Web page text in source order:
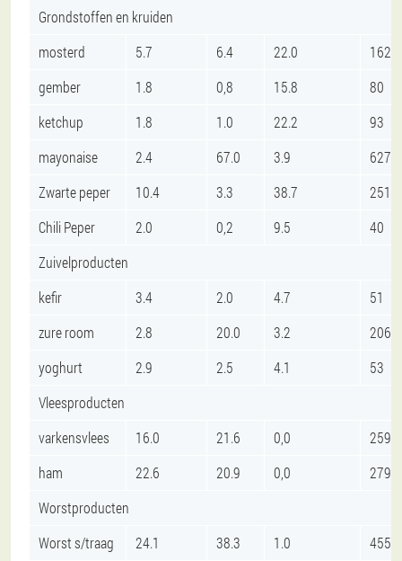
Grondstoffen en kruiden
mosterd
5.7 6.4 22.0
162
gember
1.8 0,8 15.8
80
ketchup
1.8 1.0 22.2
93
mayonaise
2.4 67.0 3.9
627
Zwarte peper
10.4 3.3 38.7
251
Chili Peper
2.0 0,2 9.5
40
Zuivelproducten
kefir
3.4 2.0 4.7
51
zure room
2.8 20.0 3.2
206
yoghurt
2.9 2.5 4.1
53
Vleesproducten
varkensvlees
16.0 21.6 0,0
259
ham
22.6 20.9 0,0
279
Worstproducten
Worst s/traag
24.1 38.3 1.0 455